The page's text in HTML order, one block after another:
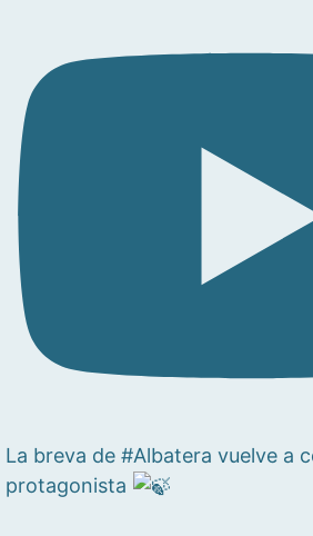
La breva de #Albatera vuelve a
protagonista